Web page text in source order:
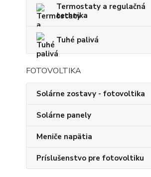
Termostaty a regulačná
technika
Tuhé palivá
FOTOVOLTIKA
Solárne zostavy - fotovoltika
Solárne panely
Meniče napätia
Príslušenstvo pre fotovoltiku